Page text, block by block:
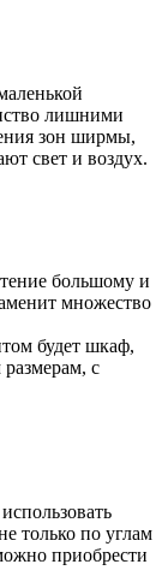
лишними
зон ширмы,
свет и воздух.
большому и
множество
будет шкаф,
с
только по углам
приобрести